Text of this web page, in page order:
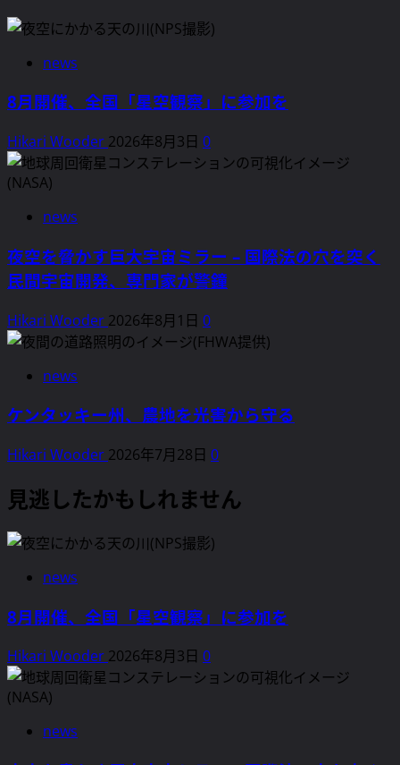
news
8月開催、全国「星空観察」に参加を
Hikari Wooder 2026年8月3日 0
news
夜空を脅かす巨大宇宙ミラー – 国際法の穴を突く
民間宇宙開発、専門家が警鐘
Hikari Wooder 2026年8月1日 0
news
ケンタッキー州、農地を光害から守る
Hikari Wooder 2026年7月28日 0
見逃したかもしれません
news
8月開催、全国「星空観察」に参加を
Hikari Wooder 2026年8月3日 0
news